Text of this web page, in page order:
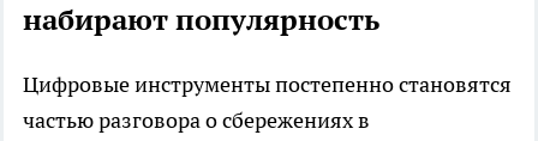
набирают популярность
Цифровые инструменты постепенно становятся
частью разговора о сбережениях в